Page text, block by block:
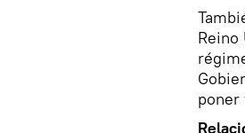
Reino
poner